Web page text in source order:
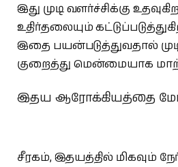
இது முடி வளர்ச்சிக்கு
உதிர்தலையும்
இதை பயன்படுத்துவதால்
குறைத்து மென்மையாக
இதய ஆரோக்கியத்தை
சீரகம், இதயத்தில் மிகவும்